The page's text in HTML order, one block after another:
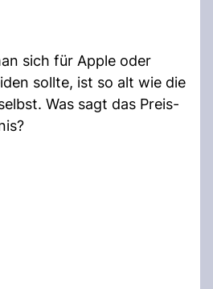
sich für Apple oder
sollte, ist so alt wie die
Was sagt das Preis-